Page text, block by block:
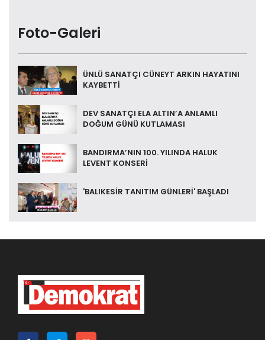
Foto-Galeri
ÜNLÜ SANATÇI CÜNEYT ARKIN HAYATINI
KAYBETTİ
DEV SANATÇI ELA ALTIN’A ANLAMLI
DOĞUM GÜNÜ KUTLAMASI
BANDIRMA’NIN 100. YILINDA HALUK
LEVENT KONSERİ
'BALIKESİR TANITIM GÜNLERİ' BAŞLADI